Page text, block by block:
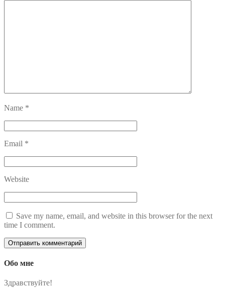
Name *
Email *
Website
Save my name, email, and website in this browser for the next
time I comment.
Обо мне
Здравствуйте!